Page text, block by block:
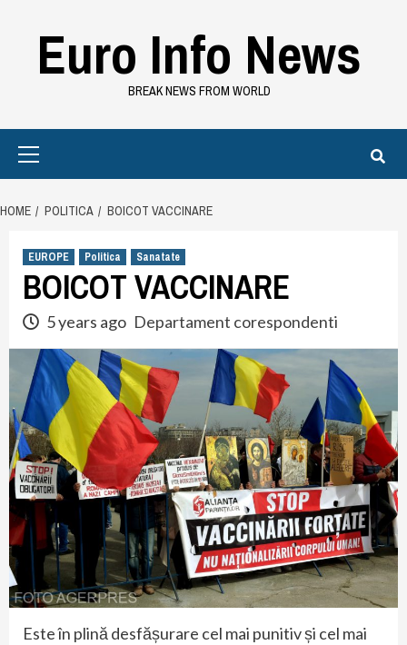
contentEuro Info News
BREAK NEWS FROM WORLD
HOME POLITICA BOICOT VACCINARE
EUROPE Politica Sanatate
BOICOT VACCINARE
5 years ago Departament corespondenti
Este în plină desfășurare cel mai punitiv și cel mai